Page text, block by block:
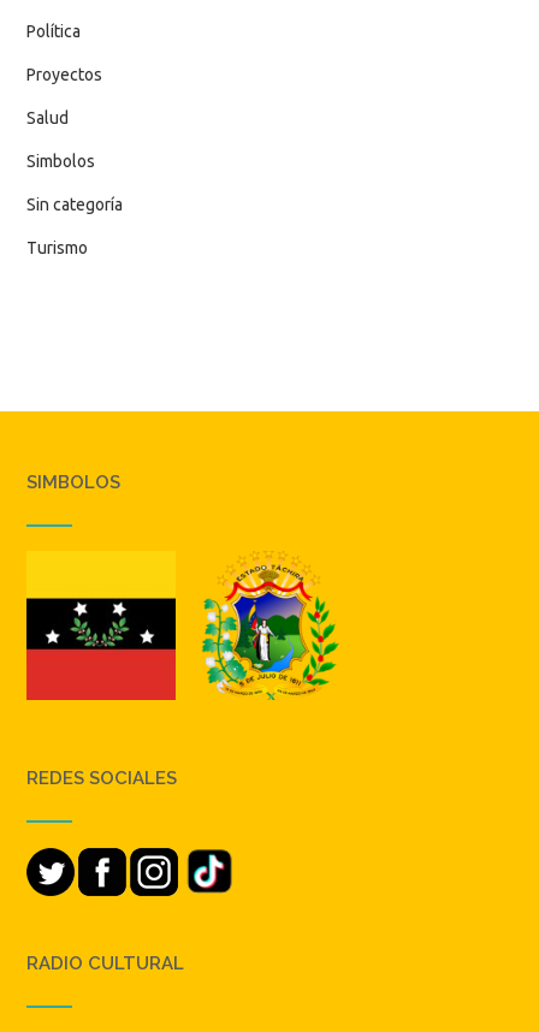
Política
Proyectos
Salud
Simbolos
Sin categoría
Turismo
SIMBOLOS
REDES SOCIALES
RADIO CULTURAL